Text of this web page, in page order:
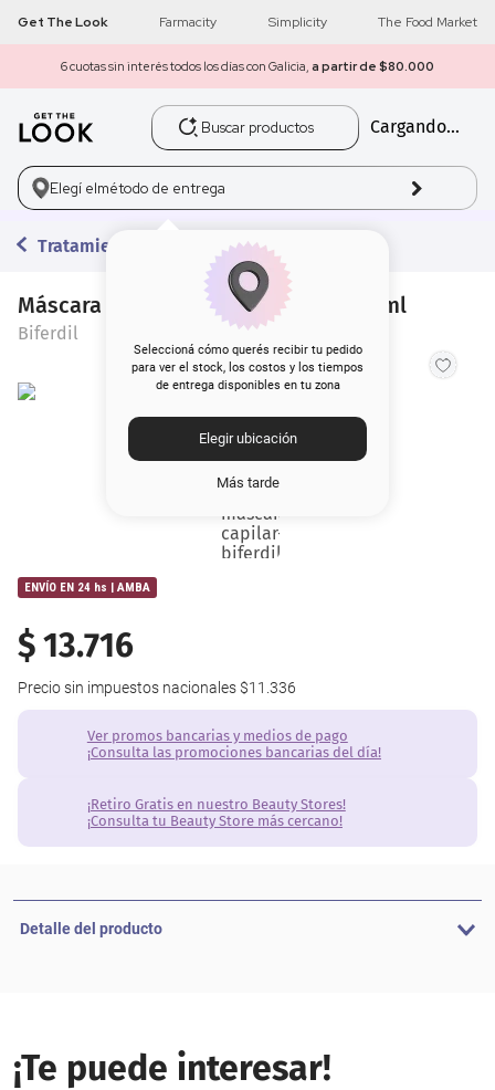
Get The Look Farmacity Simplicity The Food Market
6 cuotas sin interés todos los días con Galicia, a partir de $80.000
Buscar productos
Cargando...
Elegí elmétodo de entrega
Seleccioná cómo querés recibir tu pedido
para ver el stock, los costos y los tiempos
de entrega disponibles en tu zona
Elegir ubicación
Más tarde
Tratamientos
Máscara Biferdil Anti Amarillo x 150 ml
Biferdil
ENVÍO EN 24 hs | AMBA
$13.716
Precio sin impuestos nacionales $11.336
Ver promos bancarias y medios de pago
¡Consulta las promociones bancarias del día!
¡Retiro Gratis en nuestro Beauty Stores!
¡Consulta tu Beauty Store más cercano!
Detalle del producto
¡Te puede interesar!
1 get the look
2 máscara pestañas
3.
5. corrector
6.